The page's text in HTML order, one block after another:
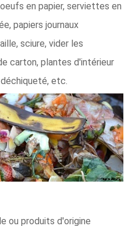
en papier, serviettes en
papiers journaux
sciure, vider les
carton, plantes d'intérieur
etc.
ou produits d'origine